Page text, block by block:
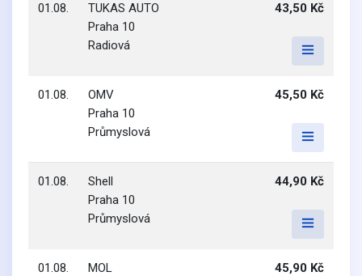
01.08.
TUKAS AUTO
Praha 10
Radiová
43,50 Kč
01.08.
OMV
Praha 10
Průmyslová
45,50 Kč
01.08.
Shell
Praha 10
Průmyslová
44,90 Kč
01.08.
MOL
45,90 Kč